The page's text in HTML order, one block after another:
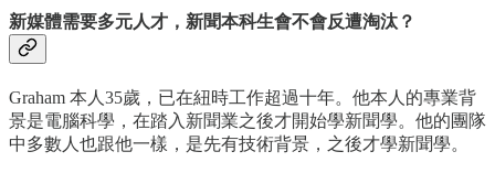
新媒體需要多元人才，新聞本科生會不會反遭淘汰？
Graham 本人35歲，已在紐時工作超過十年。他本人的專業背
景是電腦科學，在踏入新聞業之後才開始學新聞學。他的團隊
中多數人也跟他一樣，是先有技術背景，之後才學新聞學。